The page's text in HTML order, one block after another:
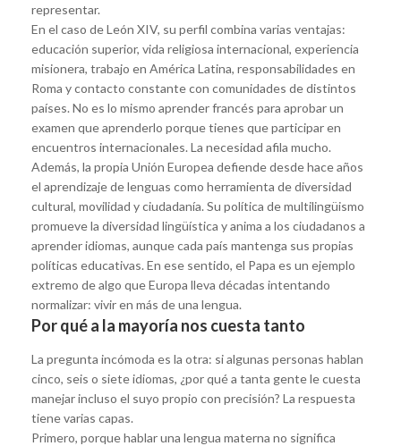
representar.
En el caso de León XIV, su perfil combina varias ventajas:
educación superior, vida religiosa internacional, experiencia
misionera, trabajo en América Latina, responsabilidades en
Roma y contacto constante con comunidades de distintos
países. No es lo mismo aprender francés para aprobar un
examen que aprenderlo porque tienes que participar en
encuentros internacionales. La necesidad afila mucho.
Además, la propia Unión Europea defiende desde hace años
el aprendizaje de lenguas como herramienta de diversidad
cultural, movilidad y ciudadanía. Su política de multilingüismo
promueve la diversidad lingüística y anima a los ciudadanos a
aprender idiomas, aunque cada país mantenga sus propias
políticas educativas. En ese sentido, el Papa es un ejemplo
extremo de algo que Europa lleva décadas intentando
normalizar: vivir en más de una lengua.
Por qué a la mayoría nos cuesta tanto
La pregunta incómoda es la otra: si algunas personas hablan
cinco, seis o siete idiomas, ¿por qué a tanta gente le cuesta
manejar incluso el suyo propio con precisión? La respuesta
tiene varias capas.
Primero, porque hablar una lengua materna no significa